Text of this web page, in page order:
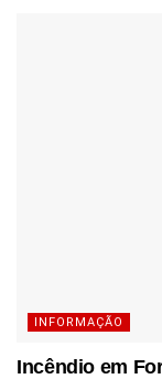
INFORMAÇÃO
Incêndio em